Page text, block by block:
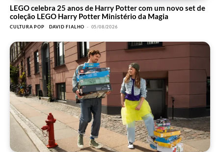
LEGO celebra 25 anos de Harry Potter com um novo set de
coleção LEGO Harry Potter Ministério da Magia
CULTURA POP DAVID FIALHO - 05/08/2026